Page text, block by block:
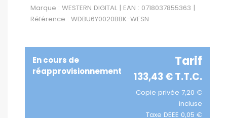
Marque : WESTERN DIGITAL | EAN : 0718037855363 |
Référence : WDBU6Y0020BBK-WESN
En cours de
réapprovisionnement
Tarif
133,43 € T.T.C.
Copie privée 7,20 €
incluse
Taxe DEEE 0,05 €